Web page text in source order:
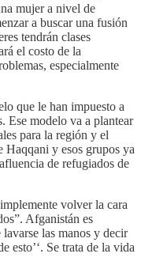
mujer a nivel de
a buscar una fusión
tendrán clases
el costo de la
especialmente
que le han impuesto a
Ese modelo va a plantear
para la región y el
Haqqani y esos grupos ya
de refugiados de
volver la cara
Afganistán es
las manos y decir
esto’‘. Se trata de la vida